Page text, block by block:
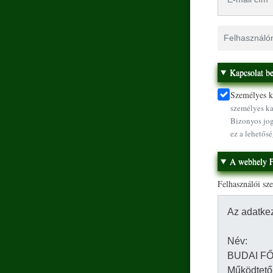
Kapcsolat
Személyes
személyes
Bizonyos
ez a
A webhely
Felhasználói